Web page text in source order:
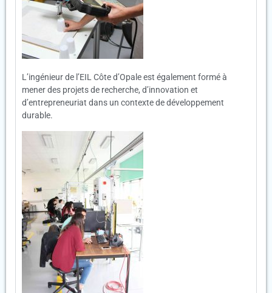
L’ingénieur de l’EIL Côte d’Opale est également formé à
mener des projets de recherche, d’innovation et
d’entrepreneuriat dans un contexte de développement
durable.